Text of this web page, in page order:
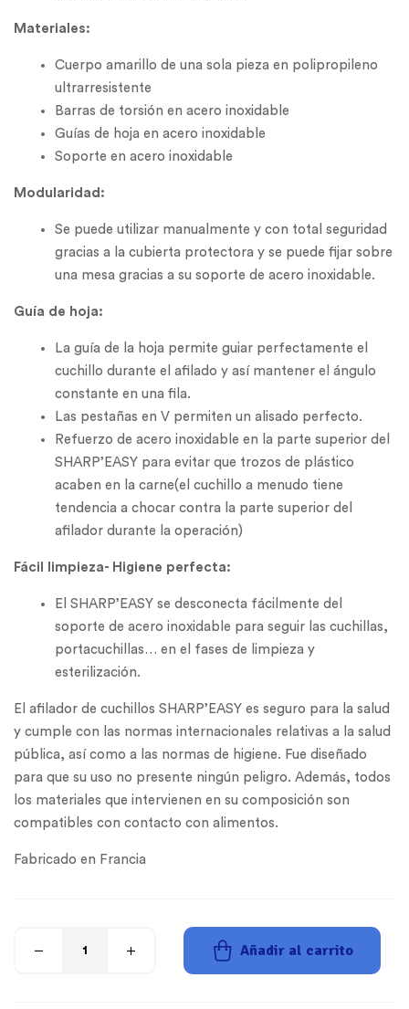
Materiales:
Cuerpo amarillo de una sola pieza en polipropileno
ultrarresistente
Barras de torsión en acero inoxidable
Guías de hoja en acero inoxidable
Soporte en acero inoxidable
Modularidad:
Se puede utilizar manualmente y con total seguridad
gracias a la cubierta protectora y se puede fijar sobre
una mesa gracias a su soporte de acero inoxidable.
Guía de hoja:
La guía de la hoja permite guiar perfectamente el
cuchillo durante el afilado y así mantener el ángulo
constante en una fila.
Las pestañas en V permiten un alisado perfecto.
Refuerzo de acero inoxidable en la parte superior del
SHARP’EASY para evitar que trozos de plástico
acaben en la carne(el cuchillo a menudo tiene
tendencia a chocar contra la parte superior del
afilador durante la operación)
Fácil limpieza- Higiene perfecta:
El SHARP’EASY se desconecta fácilmente del
soporte de acero inoxidable para seguir las cuchillas,
portacuchillas… en el fases de limpieza y
esterilización.
El afilador de cuchillos SHARP’EASY es seguro para la salud
y cumple con las normas internacionales relativas a la salud
pública, así como a las normas de higiene. Fue diseñado
para que su uso no presente ningún peligro. Además, todos
los materiales que intervienen en su composición son
compatibles con contacto con alimentos.
Fabricado en Francia
Añadir al carrito